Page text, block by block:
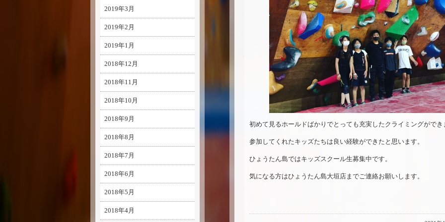
初めて見るホールドばかりでとっても充実したクライミングができ
参加してくれたキッズたちは良い経験ができたと思います。
ひょうたん島ではキッズスクール生募集中です。
気になる方はひょうたん島大垣店までご連絡お願いします。
2019年3月
2019年2月
2019年1月
2018年12月
2018年11月
2018年10月
2018年9月
2018年8月
2018年7月
2018年6月
2018年5月
2018年4月